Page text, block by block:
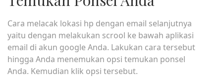
Cara melacak lokasi hp dengan email selanjutnya
yaitu dengan melakukan scrool ke bawah aplikasi
email di akun google Anda. Lakukan cara tersebut
hingga Anda menemukan opsi temukan ponsel
Anda. Kemudian klik opsi tersebut.